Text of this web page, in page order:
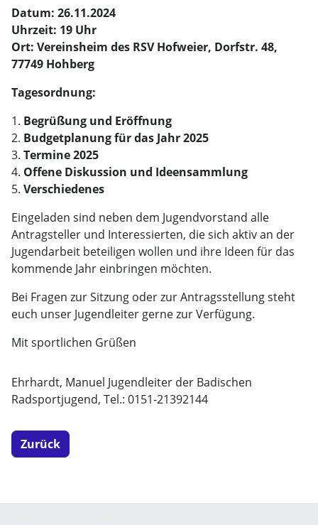
Datum: 26.11.2024
Uhrzeit: 19 Uhr
Ort: Vereinsheim des RSV Hofweier, Dorfstr. 48,
77749 Hohberg
Tagesordnung:
Begrüßung und Eröffnung
Budgetplanung für das Jahr 2025
Termine 2025
Offene Diskussion und Ideensammlung
Verschiedenes
Eingeladen sind neben dem Jugendvorstand alle
Antragsteller und Interessierten, die sich aktiv an der
Jugendarbeit beteiligen wollen und ihre Ideen für das
kommende Jahr einbringen möchten.
Bei Fragen zur Sitzung oder zur Antragsstellung steht
euch unser Jugendleiter gerne zur Verfügung.
Mit sportlichen Grüßen
Ehrhardt, Manuel Jugendleiter der Badischen
Radsportjugend, Tel.: 0151-21392144
Zurück